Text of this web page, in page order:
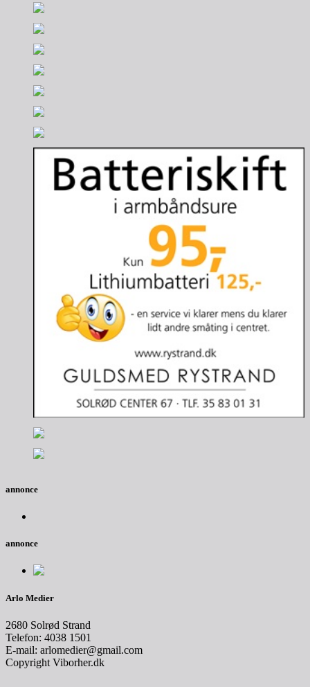
annonce
annonce
Arlo Medier
2680 Solrød Strand
Telefon: 4038 1501
E-mail: arlomedier@gmail.com
Copyright Viborher.dk